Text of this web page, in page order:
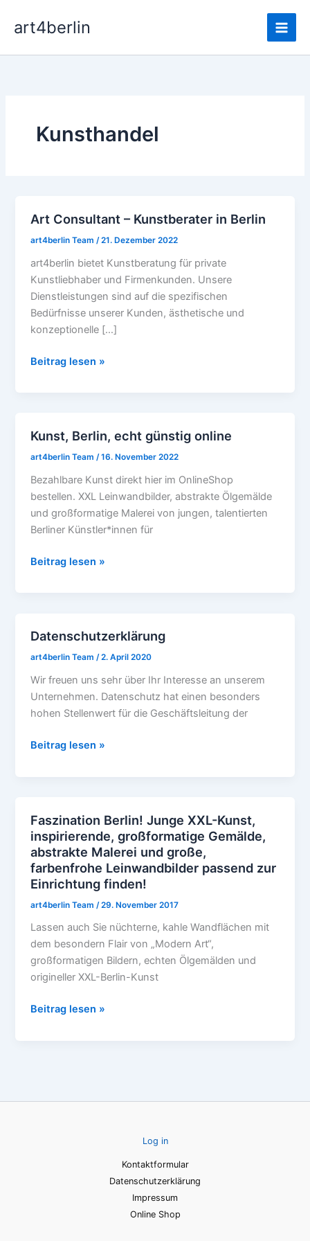
Inhaltart4berlin
Main
Kunsthandel
Art Consultant – Kunstberater in Berlin
art4berlin Team/21. Dezember 2022
art4berlin bietet Kunstberatung für private
Kunstliebhaber und Firmenkunden. Unsere
Dienstleistungen sind auf die spezifischen
Bedürfnisse unserer Kunden, ästhetische und
konzeptionelle […]
Art
Consultant
Kunstberater
in
Berlin
Beitrag lesen »
Kunst, Berlin, echt günstig online
art4berlin Team/16. November 2022
Bezahlbare Kunst direkt hier im OnlineShop
bestellen. XXL Leinwandbilder, abstrakte Ölgemälde
und großformatige Malerei von jungen, talentierten
Berliner Künstler*innen für
Kunst,
Berlin,
günstig
online
Beitrag lesen »
Datenschutzerklärung
art4berlin Team/2. April 2020
Wir freuen uns sehr über Ihr Interesse an unserem
Unternehmen. Datenschutz hat einen besonders
hohen Stellenwert für die Geschäftsleitung der
Datenschutzerklärung
Beitrag lesen »
Faszination Berlin! Junge XXL-Kunst,
inspirierende, großformatige Gemälde,
abstrakte Malerei und große,
farbenfrohe Leinwandbilder passend zur
Einrichtung finden!
art4berlin Team /29. November 2017
Lassen auch Sie nüchterne, kahle Wandflächen mit
dem besondern Flair von „Modern Art“,
großformatigen Bildern, echten Ölgemälden und
origineller XXL-Berlin-Kunst
Faszination
Berlin!
Junge
XXL-
Kunst,
inspirierende,
Malerei
und
große,
farbenfrohe
finden!
Beitrag lesen »
Log in
Kontaktformular
Datenschutzerklärung
Impressum
Online Shop